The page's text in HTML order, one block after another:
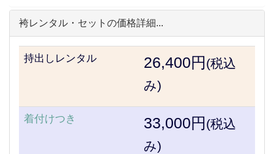
袴レンタル・セットの価格詳細...
持出しレンタル 26,400円(税込
み)
着付けつき 33,000円(税込
み)